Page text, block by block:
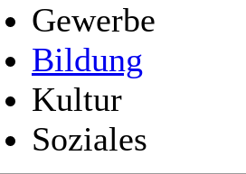
Gewerbe
Bildung
Kultur
Soziales